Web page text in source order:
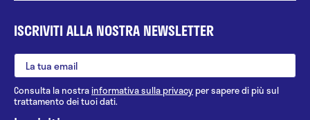
ISCRIVITI ALLA NOSTRA NEWSLETTER
Consulta la nostrainformativa sulla privacy per sapere di più sul
trattamento dei tuoi dati.